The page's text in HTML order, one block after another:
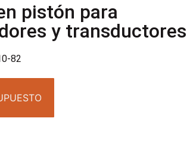
pistón para
y transductores
82